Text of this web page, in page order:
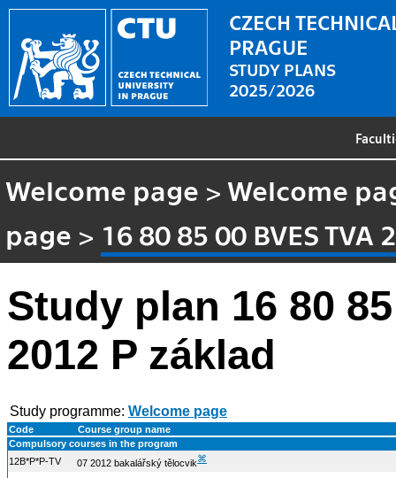
CZECH
PRAGUE
STUDY PLANS
2025/2026
Welcome page >Welcome
page > 16 80 85 00 BVES TVA
Study plan 16 80
2012 P základ
Study programme: Welcome page
Code
Course group name
Compulsory courses in the program
12B*P*P-TV
07 2012 bakalářský tělocvik⌘